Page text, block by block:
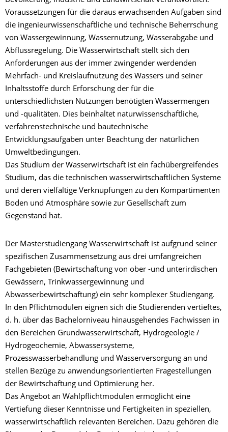
Voraussetzungen für die daraus erwachsenden Aufgaben sind
die ingenieurwissenschaftliche und technische Beherrschung
von Wassergewinnung, Wassernutzung, Wasserabgabe und
Abflussregelung. Die Wasserwirtschaft stellt sich den
Anforderungen aus der immer zwingender werdenden
Mehrfach- und Kreislaufnutzung des Wassers und seiner
Inhaltsstoffe durch Erforschung der für die
unterschiedlichsten Nutzungen benötigten Wassermengen
und -qualitäten. Dies beinhaltet naturwissenschaftliche,
verfahrenstechnische und bautechnische
Entwicklungsaufgaben unter Beachtung der natürlichen
Umweltbedingungen.
Das Studium der Wasserwirtschaft ist ein fachübergreifendes
Studium, das die technischen wasserwirtschaftlichen Systeme
und deren vielfältige Verknüpfungen zu den Kompartimenten
Boden und Atmosphäre sowie zur Gesellschaft zum
Gegenstand hat.
Der Masterstudiengang Wasserwirtschaft ist aufgrund seiner
spezifischen Zusammensetzung aus drei umfangreichen
Fachgebieten (Bewirtschaftung von ober -und unterirdischen
Gewässern, Trinkwassergewinnung und
Abwasserbewirtschaftung) ein sehr komplexer Studiengang.
In den Pflichtmodulen eignen sich die Studierenden vertieftes,
d. h. über das Bachelorniveau hinausgehendes Fachwissen in
den Bereichen Grundwasserwirtschaft, Hydrogeologie /
Hydrogeochemie, Abwassersysteme,
Prozesswasserbehandlung und Wasserversorgung an und
stellen Bezüge zu anwendungsorientierten Fragestellungen
der Bewirtschaftung und Optimierung her.
Das Angebot an Wahlpflichtmodulen ermöglicht eine
Vertiefung dieser Kenntnisse und Fertigkeiten in speziellen,
wasserwirtschaftlich relevanten Bereichen. Dazu gehören die